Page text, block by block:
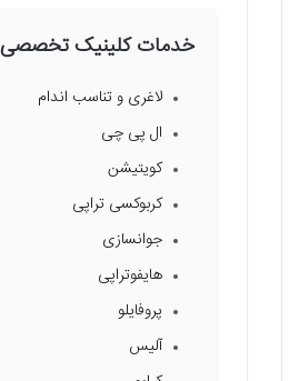
خدمات كلینیک
لاغری و تناسب اندام
ال پی چی
کویتیشن
کربوکسی تراپی
جوانسازی
هایفوتراپی
پروفایلو
آلیس